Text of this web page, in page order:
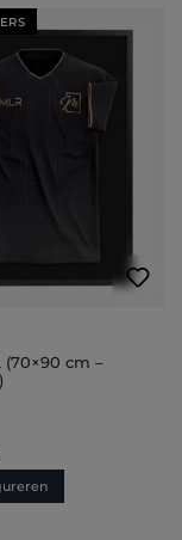
cm –